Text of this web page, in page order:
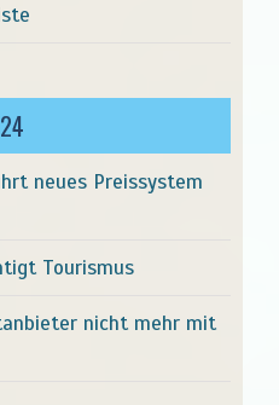
neues Preissystem
Tourismus
nicht mehr mit